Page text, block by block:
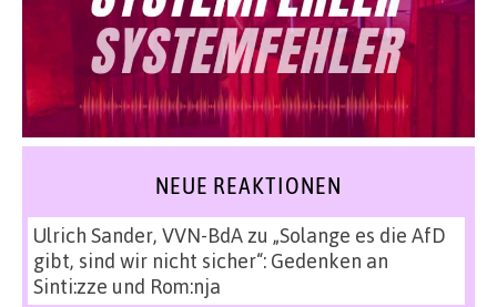
NEUE REAKTIONEN
Ulrich Sander, VVN-BdAzu „Solange es die AfD
gibt, sind wir nicht sicher“: Gedenken an
Sinti:zze und Rom:nja